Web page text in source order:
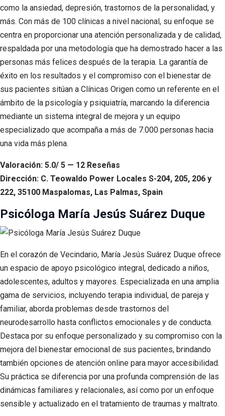
como la ansiedad, depresión, trastornos de la personalidad, y
más. Con más de 100 clínicas a nivel nacional, su enfoque se
centra en proporcionar una atención personalizada y de calidad,
respaldada por una metodología que ha demostrado hacer a las
personas más felices después de la terapia. La garantía de
éxito en los resultados y el compromiso con el bienestar de
sus pacientes sitúan a Clínicas Origen como un referente en el
ámbito de la psicología y psiquiatría, marcando la diferencia
mediante un sistema integral de mejora y un equipo
especializado que acompaña a más de 7.000 personas hacia
una vida más plena.
Valoración: 5.0/ 5 — 12 Reseñas
Dirección: C. Teowaldo Power Locales S-204, 205, 206 y
222, 35100 Maspalomas, Las Palmas, Spain
Psicóloga María Jesús Suárez Duque
En el corazón de Vecindario, María Jesús Suárez Duque ofrece
un espacio de apoyo psicológico integral, dedicado a niños,
adolescentes, adultos y mayores. Especializada en una amplia
gama de servicios, incluyendo terapia individual, de pareja y
familiar, aborda problemas desde trastornos del
neurodesarrollo hasta conflictos emocionales y de conducta.
Destaca por su enfoque personalizado y su compromiso con la
mejora del bienestar emocional de sus pacientes, brindando
también opciones de atención online para mayor accesibilidad.
Su práctica se diferencia por una profunda comprensión de las
dinámicas familiares y relacionales, así como por un enfoque
sensible y actualizado en el tratamiento de traumas y maltrato.